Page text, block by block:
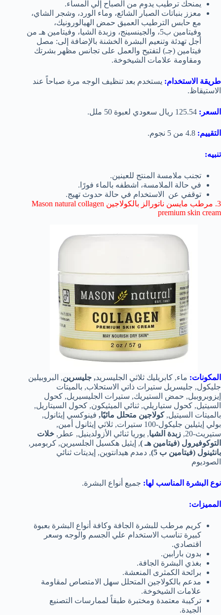
يمنحك ترطيب يدوم من الصباح إلي المساء.
معزز بنباتات الصبار الشائع، وماء الورد، وشجر الشاي،
مع حابس الترطيب العميق حمض الهيالورونيك،
وفيتامين ب5، والجينسينج، وزبدة الشيا، وفيتامين هـ من
أجل تهدئة وتنعيم البشرة الخشنة بالإضافة إلى: مصل
فيتامين (جـ) لتفتيح والعمل على تجانس مظهر بشرتك
ومقاومة علامات الشيخوخة.
طريقة الاستخدام: يستخدم بعد تنظيف الوجه مرة صباحاً عند
الاستيقاظ.
السعر:
التقييم: 4.8 من 5 نجوم.
تنبيه:
تجنب ملامسة المنتج للعينين.
في حالة الملامسة، اشطفه بالماء فورًا.
توقفي عن الاستخدام في حالة حدوث تهيج.
3. مرطب مايسن ناتورالز بالكولاجين Mason natural collagen
premium skin cream
المكونات: ماء, كابريليك ثلاثي الجليسريد, جليسرين, البروبيلين
جليكول, جليسريل ستيرات ذاتي الاستحلاب, بالميتات
إيزوبروبيل, حمض الستيريك, ستيرات الجليسيريل, كحول
السيتيل, كحول ستياريلي, ثنائي الميثيكون, كحول السيتاريل,
بالميتات السيتيل, كولاجين متحلل مائيًا, فينوكسي إيثانول,
بولي إيثيلين جليكول-100 ستيرات, ثلاثي إيثانول أمين,
ستيريث-20,
زبدة الشيا, يوريا ثنائي الأزولدينيل, عطر, خلات
التوكوفيرول (فيتامين هـ ), إيثيل هكسيل الجلسيرين, كربومير,
بانثينول (فيتامين ب 5)
, دمدم هيدانتوين, إيديتات ثنائي
الصوديوم
نوع البشرة المناسب لها: جميع أنواع البشرة.
المميزات:
كريم مرطب للبشرة الجافة وكافة أنواع البشرة بعبوة
كبيرة تناسب الاستخدام علي الجسم والوجه وسعر
اقتصادي.
بدون بارابين.
بغذي البشرة الجافة.
برائحة الكمثرى المنعشة.
مدعم بالكولاجين المتحلل سهل الامتصاص لمقاومة
علامات الشيخوخة.
تركيبة معتمدة ومختبرة طبقاً لممارسات التصنيع
الجيدة.